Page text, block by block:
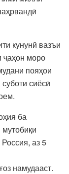
кунунӣ вазъи
ҷаҳон моро
пояҳои
сиёсӣ
ба
аз 5
намудааст.